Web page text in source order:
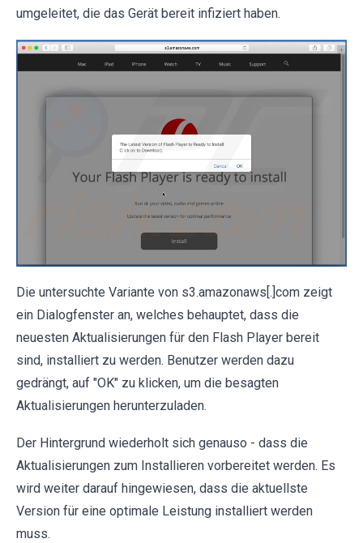
umgeleitet, die das Gerät bereit infiziert haben.
Die untersuchte Variante von s3.amazonaws[.]com zeigt
ein Dialogfenster an, welches behauptet, dass die
neuesten Aktualisierungen für den Flash Player bereit
sind, installiert zu werden. Benutzer werden dazu
gedrängt, auf "OK" zu klicken, um die besagten
Aktualisierungen herunterzuladen.
Der Hintergrund wiederholt sich genauso - dass die
Aktualisierungen zum Installieren vorbereitet werden. Es
wird weiter darauf hingewiesen, dass die aktuellste
Version für eine optimale Leistung installiert werden
muss.